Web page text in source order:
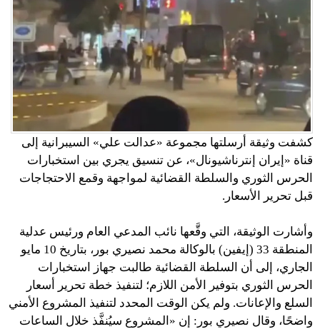
كشفت وثيقة أرسلتها مجموعة «عدالت علي» السيبرانية إلى
قناة «إيران إنترناشيونال»، عن تنسيق يجري بين استخبارات
الحرس الثوري والسلطة القضائية لمواجهة وقمع الاحتجاجات
قبل تحرير الأسعار.
وأشارت الوثيقة، التي وقَّعها نائب المدعي العام ورئيس عدلية
المنطقة 33 (إيفين) بالوكالة محمد نصيري بور، بتاريخ 10 مايو
الجاري، إلى أن السلطة القضائية طالبت جهاز استخبارات
الحرس الثوري بتوفير الأمن اللازم؛ لتنفيذ خطة تحرير أسعار
السلع والإعانات. ولم يكن الوقت المحدد لتنفيذ المشروع الأمني
واضحًا، وقال نصيري بور: إن «المشروع سيُنفَّذ خلال الساعات